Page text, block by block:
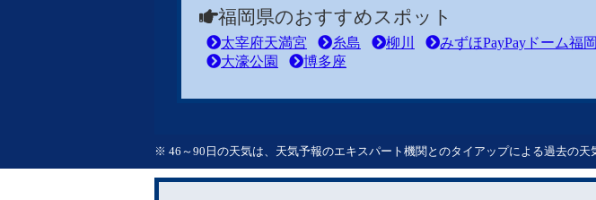
福岡県のおすすめスポット
太宰府天満宮 糸島 柳川 みずほPayPayドーム福岡
大濠公園
博多座
※ 46～90日の天気は、天気予報のエキスパート機関とのタイアップによる過去の天